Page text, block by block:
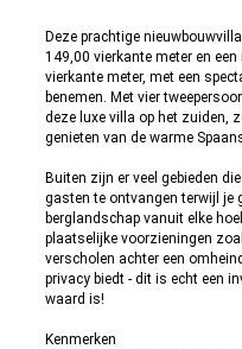
Deze prachtige
149,00 vierkante meter en
vierkante meter, met een
benemen. Met vier
deze luxe villa op het zuiden,
genieten van de warme
Buiten zijn er veel gebieden
gasten te ontvangen terwijl je
berglandschap vanuit elke
plaatselijke voorzieningen
verscholen achter een
privacy biedt - dit is echt een
waard is!
Kenmerken